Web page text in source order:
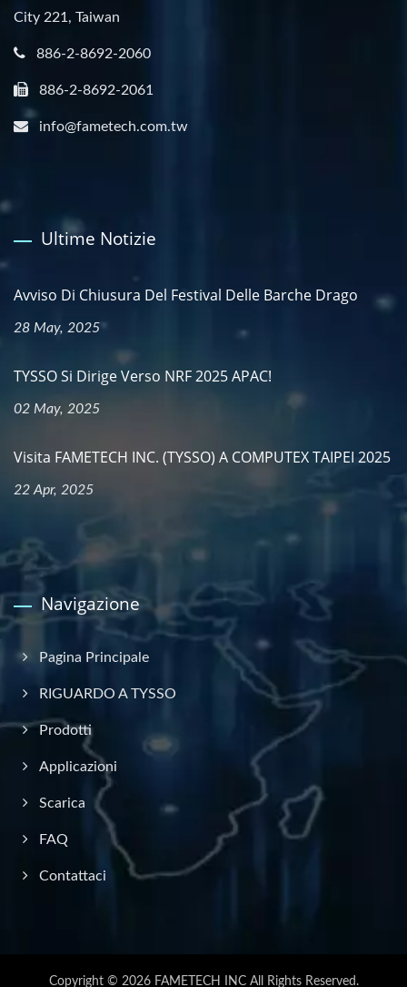
City 221, Taiwan
886-2-8692-2060
886-2-8692-2061
info@fametech.com.tw
Ultime Notizie
Avviso Di Chiusura Del Festival Delle Barche Drago
28 May, 2025
TYSSO Si Dirige Verso NRF 2025 APAC!
02 May, 2025
Visita FAMETECH INC. (TYSSO) A COMPUTEX TAIPEI 2025
22 Apr, 2025
Navigazione
Pagina Principale
RIGUARDO A TYSSO
Prodotti
Applicazioni
Scarica
FAQ
Contattaci
Copyright © 2026 FAMETECH INCAll Rights Reserved.